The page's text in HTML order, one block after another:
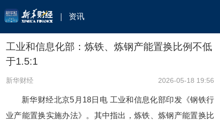
资讯
工业和信息化部：炼铁、炼钢产能置换比例不低
于1.5:1
新华财经 2026-05-18 19:56
新华财经北京5月18日电 工业和信息化部印发《钢铁行
业产能置换实施办法》
。其中指出，炼铁、炼钢产能置换比